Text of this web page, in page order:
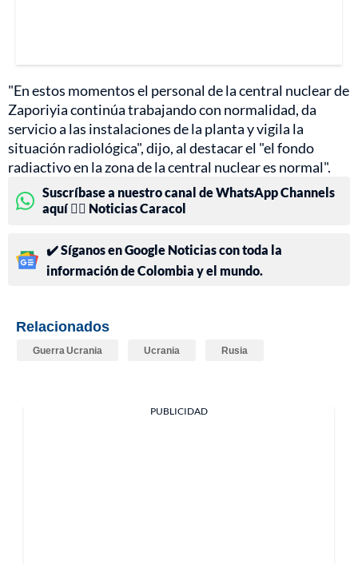
"En estos momentos el personal de la central nuclear de
Zaporiyia continúa trabajando con normalidad, da
servicio a las instalaciones de la planta y vigila la
situación radiológica", dijo, al destacar el "el fondo
radiactivo en la zona de la central nuclear es normal".
Suscríbase a nuestro canal de WhatsApp Channels
aquí 👉🏻 Noticias Caracol
✔️ Síganos en Google Noticias con toda la
información de Colombia y el mundo.
Relacionados
Guerra Ucrania Ucrania Rusia
PUBLICIDAD